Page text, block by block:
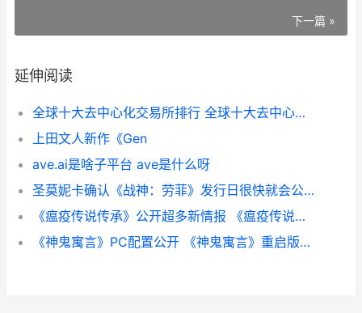
下一篇 »
延伸阅读
全球十大去中心化交易所排行 全球十大去中心化交易所
上田文人新作《Gen
ave.ai是啥子平台 ave是什么呀
圣莫妮卡确认《战神：劳菲》发行日很快就会公开 圣莫妮卡工作室出了哪些游戏
《瘟疫传说传承》公开超多新情报 《瘟疫传说传承》发售
《神鬼寓言》PC配置公开 《神鬼寓言》重启版公布